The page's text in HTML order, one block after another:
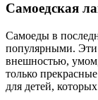
Самоедская
Самоеды в
популярными. Эти
внешностью,
только
для детей,